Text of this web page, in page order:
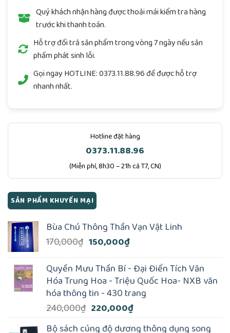
Quý khách nhận hàng được thoải mái kiểm tra hàng
trước khi thanh toán.
Hỗ trợ đổi trả sản phẩm trong vòng 7 ngày nếu sản
phẩm phát sinh lỗi.
Gọi ngay HOTLINE: 0373.11.88.96để được hỗ trợ
nhanh nhất.
Hotline đặt hàng
0373.11.88.96
(Miễn phí, 8h30 – 21h cả T7, CN)
SẢN PHẨM KHUYẾN MẠI
Bùa Chú Thông Thần Vạn Vật Linh
170,000₫ Giá
là:
170,000₫.
150,000₫Giá
tại
là:
150,000₫.
Quyền Mưu Thần Bí - Đại Điển Tích Văn
Hóa Trung Hoa - Triệu Quốc Hoa- NXB văn
hóa thông tin - 430 trang
240,000₫ Giá
220,000₫Giá
Bộ sách cúng độ dương thông dụng song